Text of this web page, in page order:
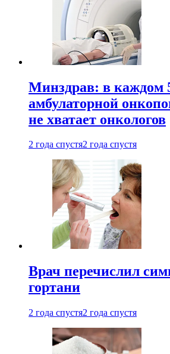
Минздрав: в каждом
амбулаторной
не хватает онкологов
2 года спустя2 года спустя
Врач перечислил
гортани
2 года спустя2 года спустя